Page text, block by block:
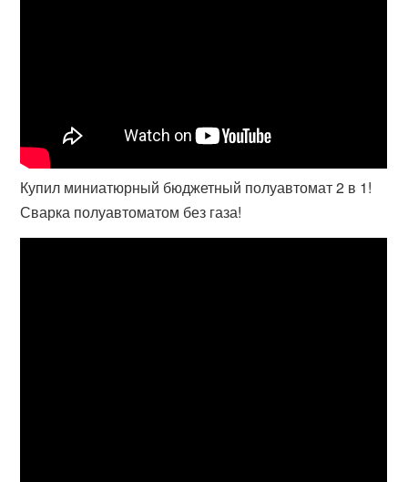
Купил миниатюрный бюджетный полуавтомат 2 в 1!
Сварка полуавтоматом без газа!